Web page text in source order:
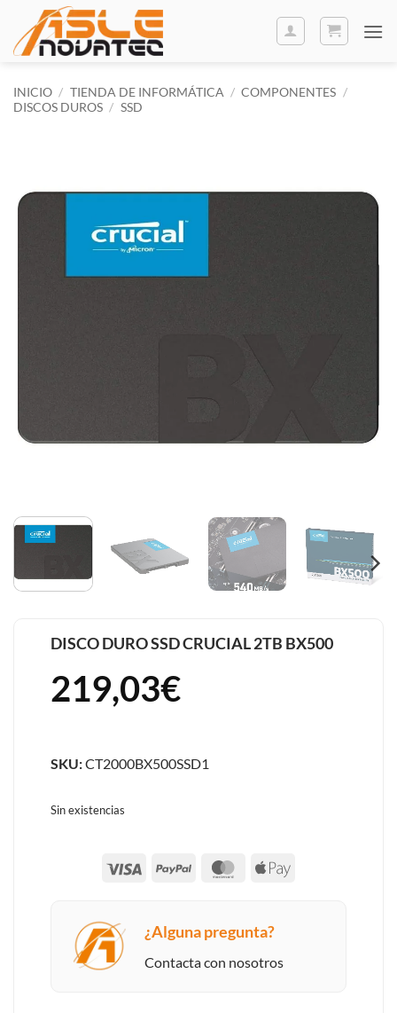
contenido
INICIO / TIENDA DE INFORMÁTICA / COMPONENTES /
DISCOS DUROS / SSD
DISCO DURO SSD CRUCIAL 2TB BX500
219,03€
SKU:CT2000BX500SSD1
Sin existencias
Visa PayPal MasterCard
Apple
¿Alguna pregunta?
Contacta con nosotros